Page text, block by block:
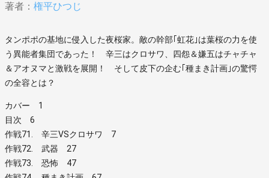
著者： 権平ひつじ
タンポポの基地に侵入した夜桜家。敵の幹部｢虹花｣は葉桜の力を使
う異能者集団であった！ 辛三はクロサワ、四怨＆嫌五はチャチャ
＆アオヌマと激戦を展開！ そして皮下の企む｢種まき計画｣の驚愕
の全容とは？
カバー 1
目次 6
作戦71. 辛三VSクロサワ 7
作戦72. 武器 27
作戦73. 恐怖 47